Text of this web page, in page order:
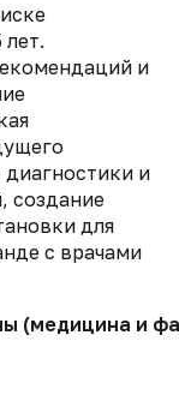
и
и
создание
для
с врачами
(медицина и